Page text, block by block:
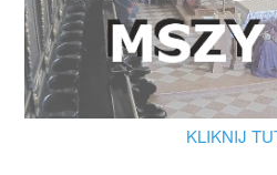
KLIKNIJ